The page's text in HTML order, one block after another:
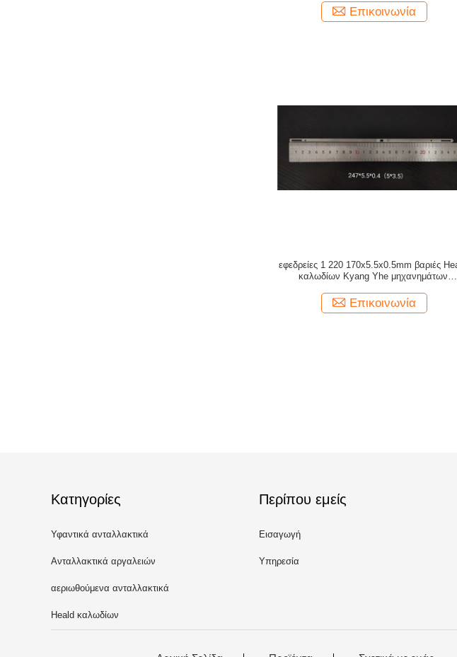
Επικοινωνία
εφεδρείες 1 220 170x5.5x0.5mm βαριές
καλωδίων Kyang Yhe μηχανημάτων
Επικοινωνία
Κατηγορίες
Υφαντικά ανταλλακτικά
Ανταλλακτικά αργαλειών
Picanol
αεριωθούμενα ανταλλακτικά
αργαλειών αέρα
Heald καλωδίων
Περίπου εμείς
Εισαγωγή
Υπηρεσία